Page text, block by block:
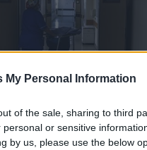
My Personal Information
of the sale, sharing to third
personal or sensitive
by us, please use the below
10:52